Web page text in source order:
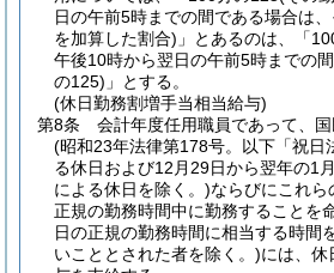
日の午前5時までの間である場合は
を加算した割合) 」とあるのは、「
午後10時から翌日の午前5時までの
の125) 」とする。
(休日勤務割増手当相当給与)
第8条
会計年度任用職員であって、
(昭和23年法律第178号。以下「祝日
る休日および12月29日から翌年の1
による休日を除く。)ならびにこれら
正規の勤務時間中に勤務することを
日の正規の勤務時間に相当する時間
いこととされた者を除く。)には、休